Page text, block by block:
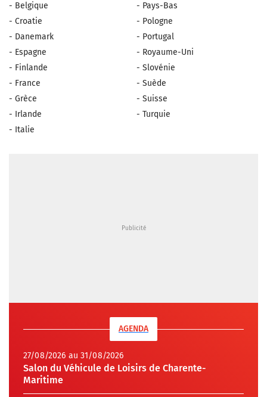
- Belgique
- Croatie
- Danemark
- Espagne
- Finlande
- France
- Grèce
- Irlande
- Italie
- Pays-Bas
- Pologne
- Portugal
- Royaume-Uni
- Slovénie
- Suède
- Suisse
- Turquie
AGENDA
27/08/2026 au 31/08/2026
Salon du Véhicule de Loisirs de Charente-
Maritime